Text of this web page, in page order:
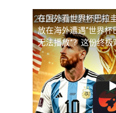
在国外看世界杯巴拉
放在海外遭遇“世界
无法播放”？这份终